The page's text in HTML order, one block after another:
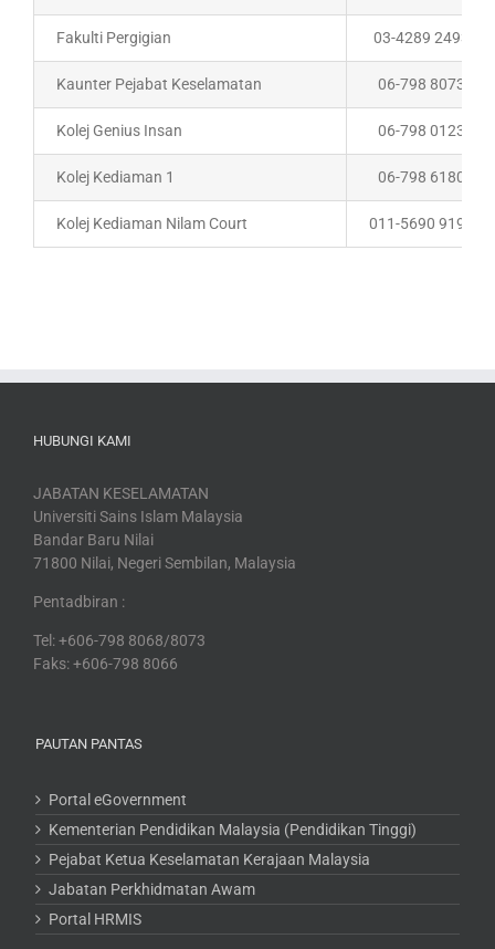
Fakulti Pergigian 03-4289 2493
Kaunter Pejabat Keselamatan 06-798 8073
Kolej Genius Insan 06-798 0123
Kolej Kediaman 1 06-798 6180
Kolej Kediaman Nilam Court 011-5690 9197
HUBUNGI KAMI
JABATAN KESELAMATAN
Universiti Sains Islam Malaysia
Bandar Baru Nilai
71800 Nilai, Negeri Sembilan, Malaysia
Pentadbiran :
Tel: +606-798 8068/8073
Faks: +606-798 8066
PAUTAN PANTAS
Portal eGovernment
Kementerian Pendidikan Malaysia (Pendidikan Tinggi)
Pejabat Ketua Keselamatan Kerajaan Malaysia
Jabatan Perkhidmatan Awam
Portal HRMIS